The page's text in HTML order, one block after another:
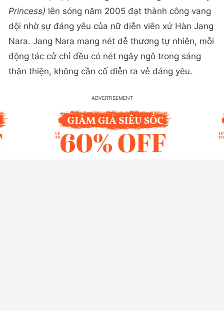
Princess) lên sóng năm 2005 đạt thành công vang
dội nhờ sự đáng yêu của nữ diễn viên xứ Hàn Jang
Nara. Jang Nara mang nét dễ thương tự nhiên, mỗi
động tác cử chỉ đều có nét ngây ngô trong sáng
thân thiện, không cần cố diễn ra vẻ đáng yêu.